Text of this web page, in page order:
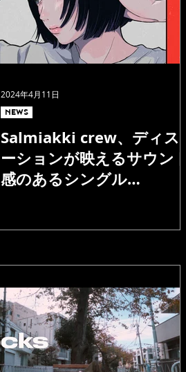
Salmiakki crew、ディスト
ーションが映えるサウンド
感のあるシングル
NEWS
2024年4月11日